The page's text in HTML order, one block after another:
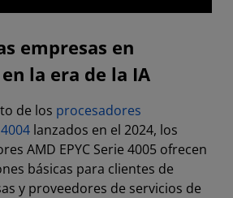
empresas en
la era de la IA
de los procesadores
lanzados en el 2024, los
AMD EPYC Serie 4005 ofrecen
básicas para clientes de
y proveedores de servicios de